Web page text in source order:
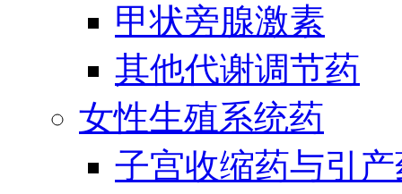
甲状旁腺激素
其他代谢调节药
女性生殖系统药
子宫收缩药与引